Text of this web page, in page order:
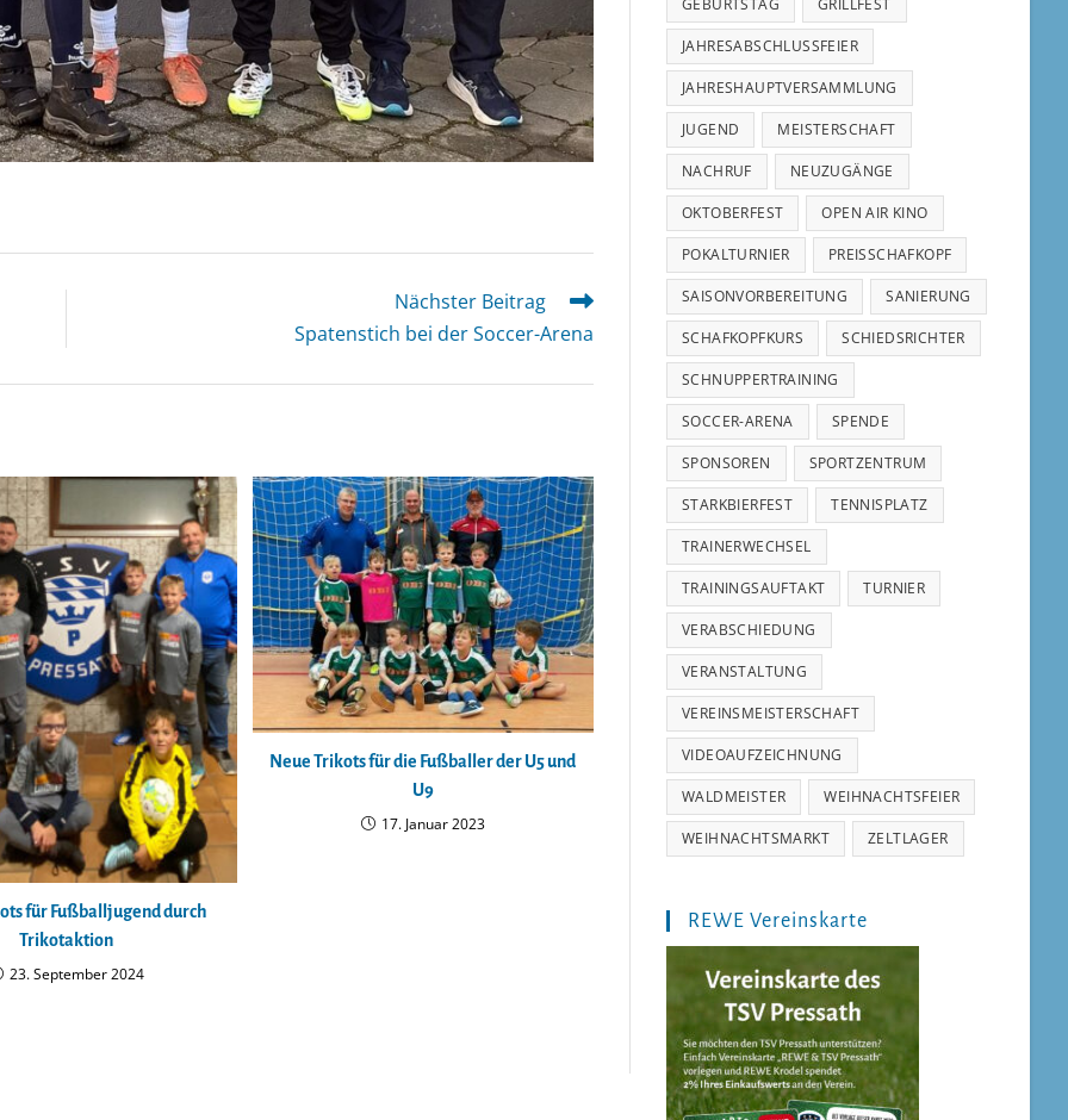
Nächster Beitrag
Spatenstich bei der Soccer-Arena
für Fußballjugend durch
Trikotaktion
23. September 2024
Neue Trikots für die Fußballer der U5 und
U9
17. Januar 2023
GEBURTSTAG GRILLFEST
JAHRESABSCHLUSSFEIER
JAHRESHAUPTVERSAMMLUNG
JUGEND MEISTERSCHAFT
NACHRUF NEUZUGÄNGE
OKTOBERFEST OPEN AIR KINO
POKALTURNIER PREISSCHAFKOPF
SAISONVORBEREITUNG SANIERUNG
SCHAFKOPFKURS SCHIEDSRICHTER
SCHNUPPERTRAINING
SOCCER-ARENA SPENDE
SPONSOREN SPORTZENTRUM
STARKBIERFEST TENNISPLATZ
TRAINERWECHSEL
TRAININGSAUFTAKT TURNIER
VERABSCHIEDUNG
VERANSTALTUNG
VEREINSMEISTERSCHAFT
VIDEOAUFZEICHNUNG
WALDMEISTER WEIHNACHTSFEIER
WEIHNACHTSMARKT ZELTLAGER
REWE Vereinskarte